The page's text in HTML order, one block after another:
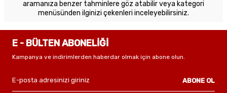
aramanıza benzer tahminlere göz atabilir veya kategori
menüsünden ilginizi çekenleri inceleyebilirsiniz.
E - BÜLTEN ABONELİĞİ
Kampanya ve indirimlerden haberdar olmak için abone olun.
ABONE OL